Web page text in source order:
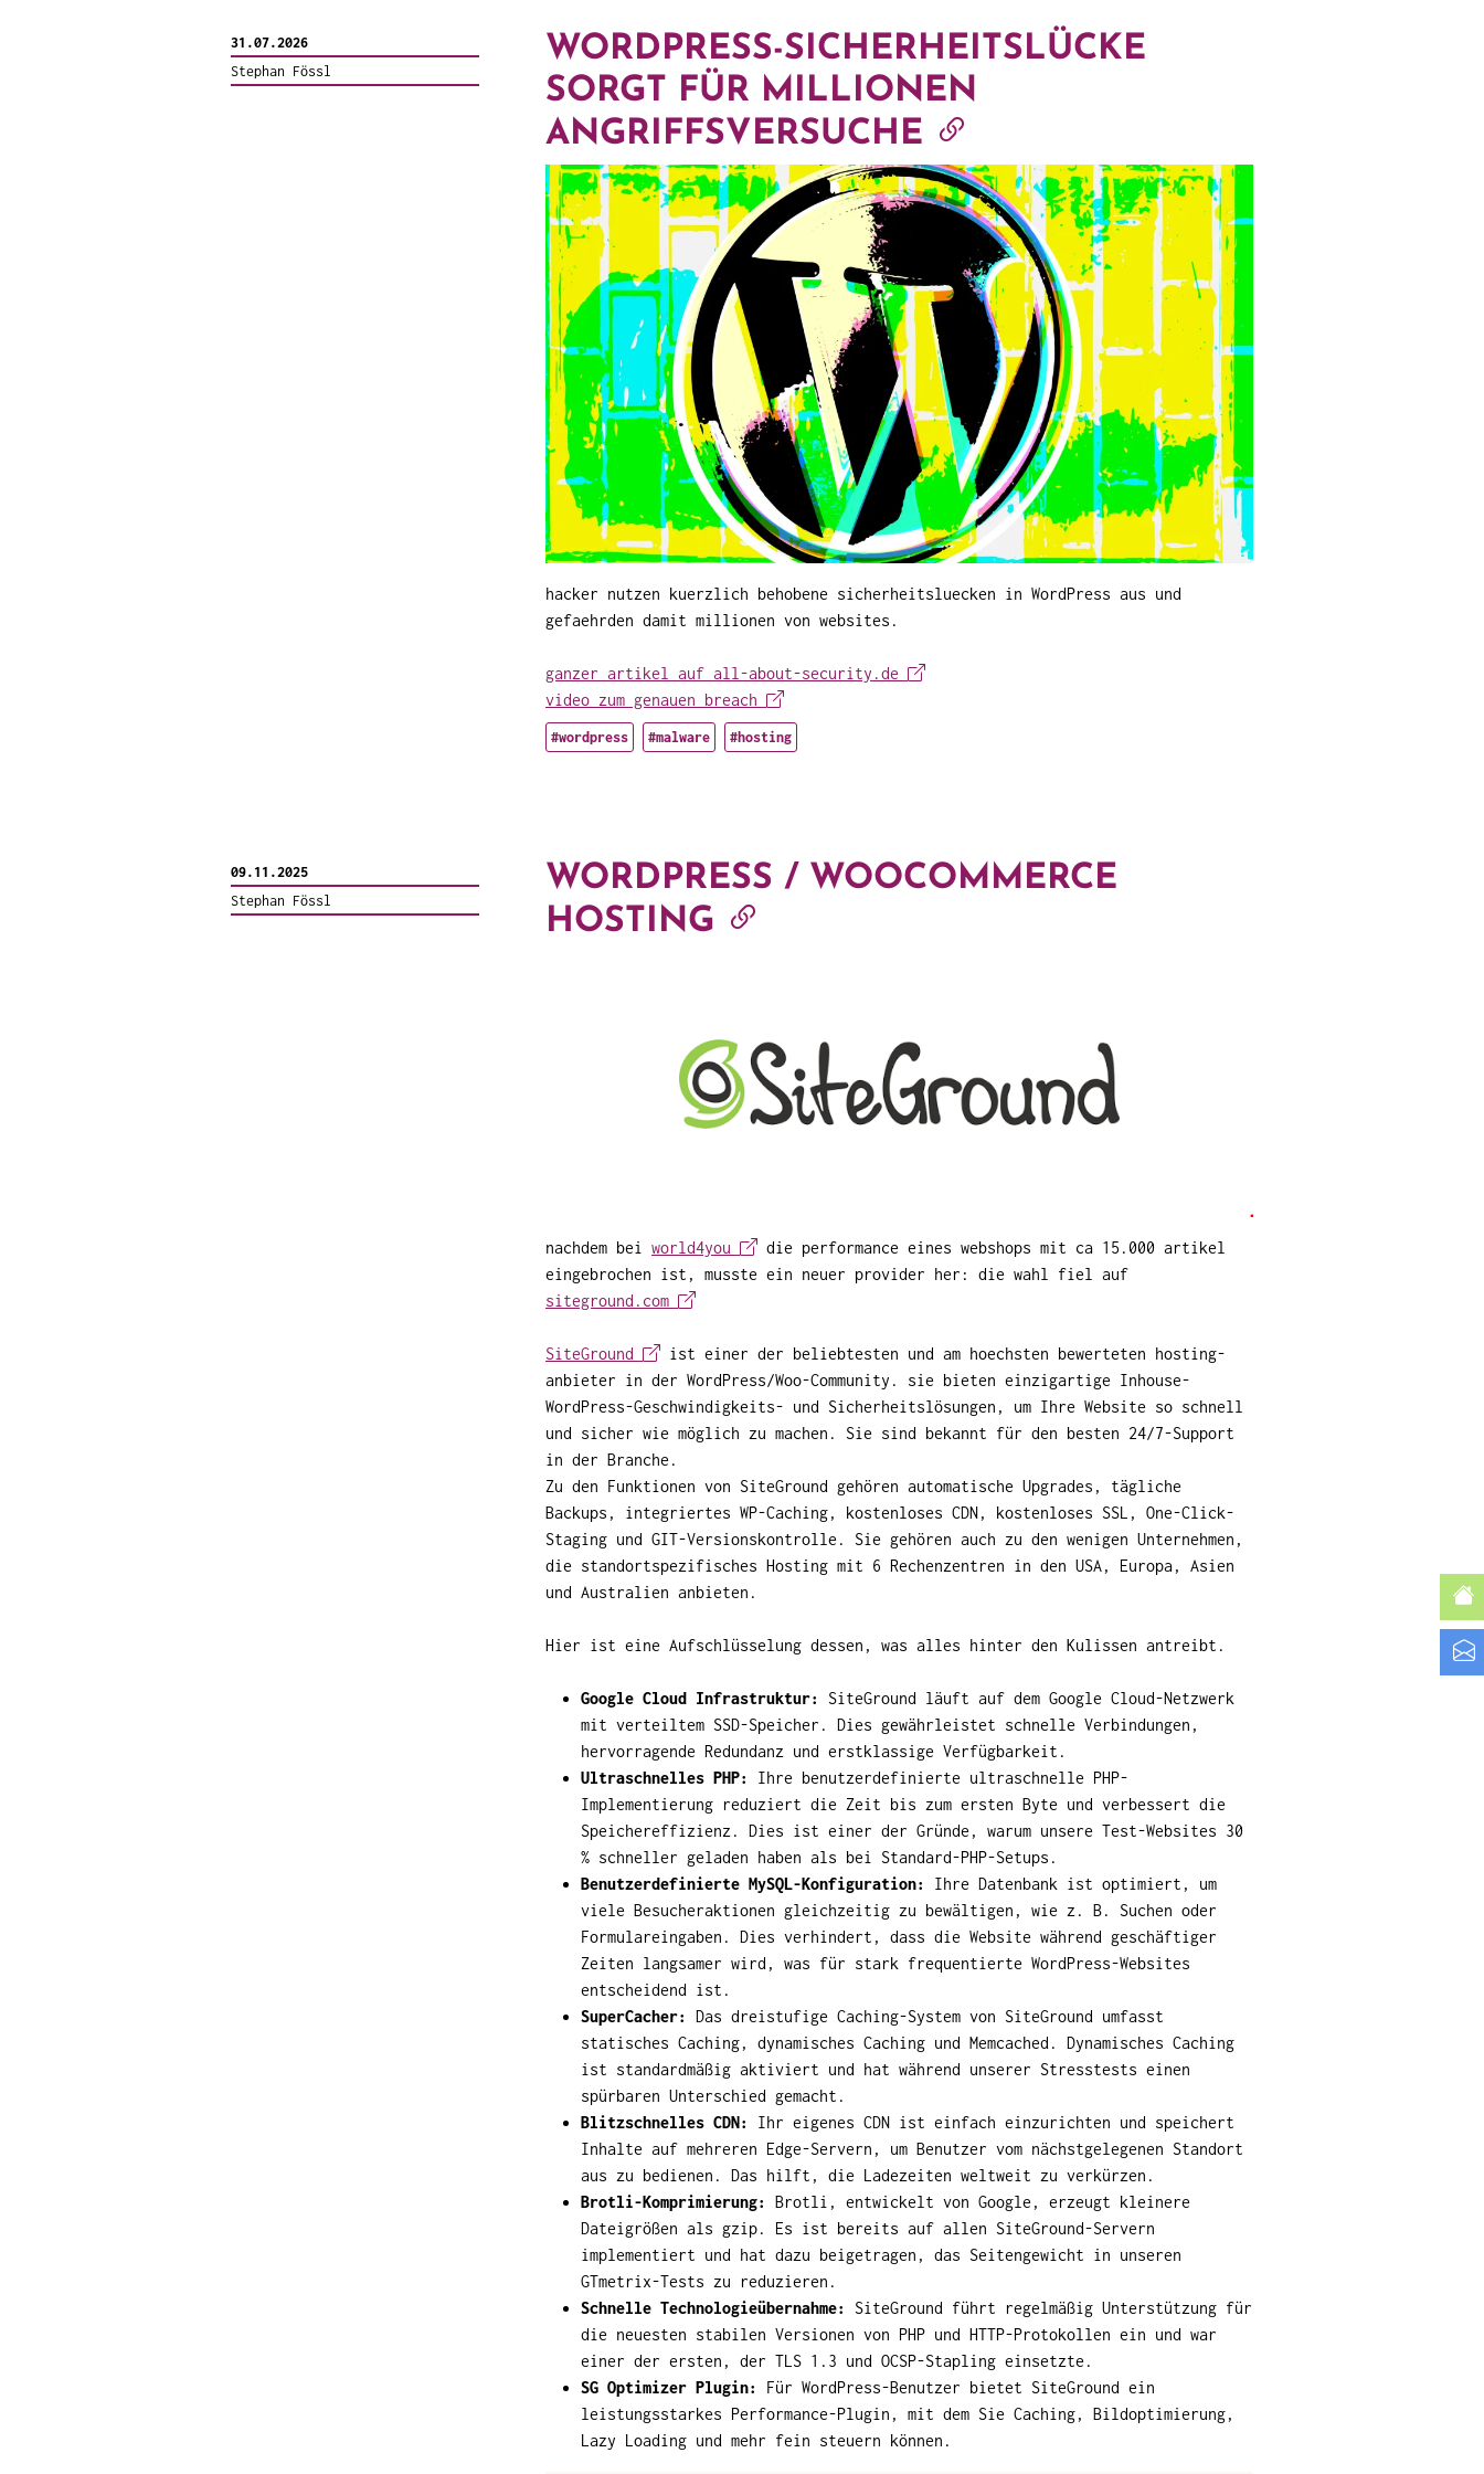
31.07.2026
Stephan Fössl
WORDPRESS-SICHERHEITSLÜCKE
SORGT FÜR MILLIONEN
ANGRIFFSVERSUCHE
hacker nutzen kuerzlich behobene sicherheitsluecken in WordPress aus und
gefaehrden damit millionen von websites.
ganzer artikel auf all-about-security.de
video zum genauen breach
#wordpress #malware #hosting
09.11.2025
Stephan Fössl
WORDPRESS / WOOCOMMERCE
HOSTING
nachdem bei world4you
die performance eines webshops mit ca 15.000 artikel
eingebrochen ist, musste ein neuer provider her: die wahl fiel auf
siteground.com
SiteGround
ist einer der beliebtesten und am hoechsten bewerteten hosting-
anbieter in der WordPress/Woo-Community. sie bieten einzigartige Inhouse-
WordPress-Geschwindigkeits- und Sicherheitslösungen, um Ihre Website so schnell
und sicher wie möglich zu machen. Sie sind bekannt für den besten 24/7-Support
in der Branche.
Zu den Funktionen von SiteGround gehören automatische Upgrades, tägliche
Backups, integriertes WP-Caching, kostenloses CDN, kostenloses SSL, One-Click-
Staging und GIT-Versionskontrolle. Sie gehören auch zu den wenigen Unternehmen,
die standortspezifisches Hosting mit 6 Rechenzentren in den USA, Europa, Asien
und Australien anbieten.
Hier ist eine Aufschlüsselung dessen, was alles hinter den Kulissen antreibt.
Google Cloud Infrastruktur:
SiteGround läuft auf dem Google Cloud-Netzwerk
mit verteiltem SSD-Speicher. Dies gewährleistet schnelle Verbindungen,
hervorragende Redundanz und erstklassige Verfügbarkeit.
Ultraschnelles PHP:
Ihre benutzerdefinierte ultraschnelle PHP-
Implementierung reduziert die Zeit bis zum ersten Byte und verbessert die
Speichereffizienz. Dies ist einer der Gründe, warum unsere Test-Websites 30
% schneller geladen haben als bei Standard-PHP-Setups.
Benutzerdefinierte MySQL-Konfiguration:
Ihre Datenbank ist optimiert, um
viele Besucheraktionen gleichzeitig zu bewältigen, wie z. B. Suchen oder
Formulareingaben. Dies verhindert, dass die Website während geschäftiger
Zeiten langsamer wird, was für stark frequentierte WordPress-Websites
entscheidend ist.
SuperCacher:
Das dreistufige Caching-System von SiteGround umfasst
statisches Caching, dynamisches Caching und Memcached. Dynamisches Caching
ist standardmäßig aktiviert und hat während unserer Stresstests einen
spürbaren Unterschied gemacht.
Blitzschnelles CDN:
Ihr eigenes CDN ist einfach einzurichten und speichert
Inhalte auf mehreren Edge-Servern, um Benutzer vom nächstgelegenen Standort
aus zu bedienen. Das hilft, die Ladezeiten weltweit zu verkürzen.
Brotli-Komprimierung:
Brotli, entwickelt von Google, erzeugt kleinere
Dateigrößen als gzip. Es ist bereits auf allen SiteGround-Servern
implementiert und hat dazu beigetragen, das Seitengewicht in unseren
GTmetrix-Tests zu reduzieren.
Schnelle Technologieübernahme:
SiteGround führt regelmäßig Unterstützung für
die neuesten stabilen Versionen von PHP und HTTP-Protokollen ein und war
einer der ersten, der TLS 1.3 und OCSP-Stapling einsetzte.
SG Optimizer Plugin:
Für WordPress-Benutzer bietet SiteGround ein
leistungsstarkes Performance-Plugin, mit dem Sie Caching, Bildoptimierung,
Lazy Loading und mehr fein steuern können.